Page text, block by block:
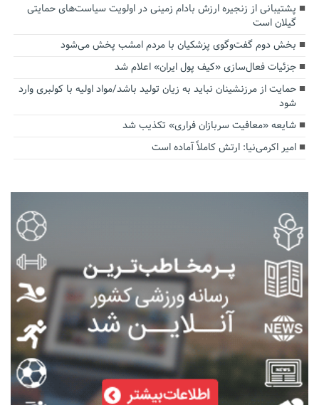
پشتیبانی از زنجیره ارزش بادام زمینی در اولویت سیاست‌های حمایتی
گیلان است
بخش دوم گفت‌وگوی پزشکیان با مردم امشب پخش می‌شود
جزئیات فعال‌سازی «کیف پول ایران» اعلام شد
حمایت از مرزنشینان نباید به زیان تولید باشد/مواد اولیه با کولبری وارد
شود
شایعه «معافیت سربازان فراری» تکذیب شد
امیر اکرمی‌نیا: ارتش کاملاً آماده است